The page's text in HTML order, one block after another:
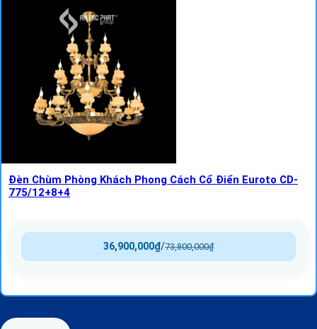
Đèn Chùm Phòng Khách Phong Cách Cổ Điển Euroto CD-
775/12+8+4
73,800,000₫
/
36,900,000₫